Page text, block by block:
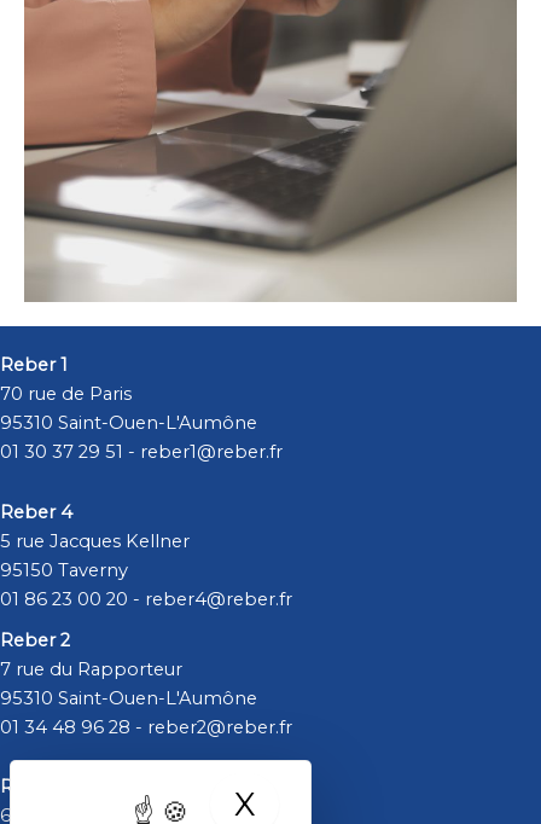
X
Reber 1
70 rue de Paris
95310 Saint-Ouen-L'Aumône
01 30 37 29 51 - reber1@reber.fr
Reber 4
5 rue Jacques Kellner
95150 Taverny
01 86 23 00 20 - reber4@reber.fr
Reber 2
7 rue du Rapporteur
95310 Saint-Ouen-L'Aumône
01 34 48 96 28 - reber2@reber.fr
Reber 5
6 rue Nikola Tesla